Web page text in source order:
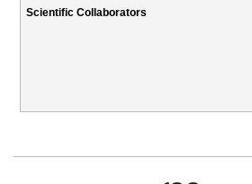
Scientific Collaborators